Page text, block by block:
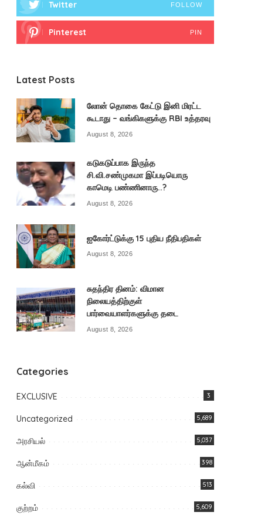
Twitter FOLLOW
Pinterest PIN
Latest Posts
லோன் தொகை கேட்டு இனி மிரட்ட
கூடாது – வங்கிகளுக்கு RBI உத்தரவு
August 8, 2026
கடுகடுப்பாக இருந்த
சி.வி.சண்முகமா இப்படியொரு
காமெடி பண்ணினாரு..?
August 8, 2026
ஐகோர்ட்டுக்கு 15 புதிய நீதிபதிகள்
August 8, 2026
சுதந்திர தினம்: விமான
நிலையத்திற்குள்
பார்வையாளர்களுக்கு தடை
August 8, 2026
Categories
EXCLUSIVE 3
Uncategorized 5,689
அரசியல் 5,037
ஆன்மீகம் 398
கல்வி 513
குற்றம் 5,609